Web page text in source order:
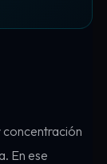
En ese